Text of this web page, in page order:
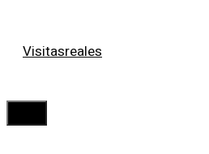
Visitasreales